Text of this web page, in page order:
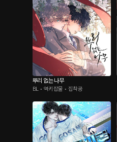
뿌리 없는 나무
BL • 역키잡물 • 집착공